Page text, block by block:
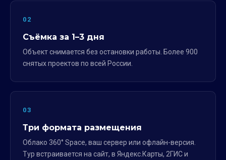
02
Съёмка за 1–3 дня
Объект снимается без остановки работы. Более 900
снятых проектов по всей России.
03
Три формата размещения
Облако 360° Space, ваш сервер или офлайн-версия.
Тур встраивается на сайт, в Яндекс.Карты, 2ГИС и